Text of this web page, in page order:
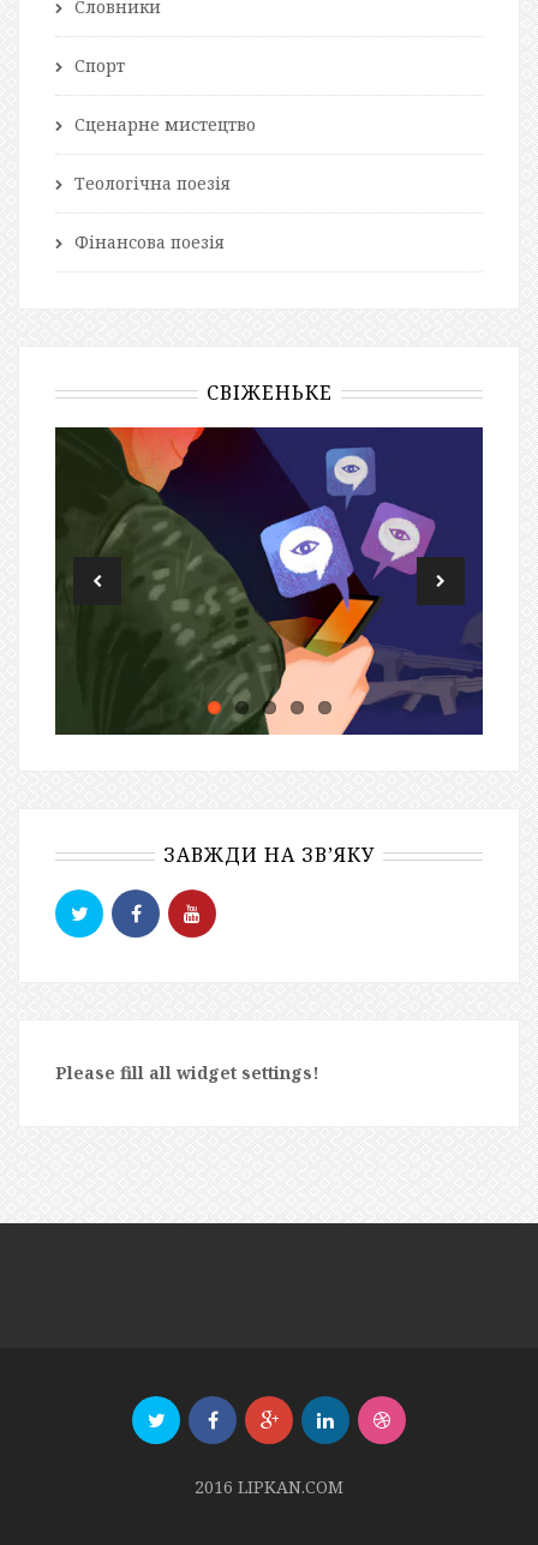
Словники
Спорт
Сценарне мистецтво
Теологічна поезія
Фінансова поезія
СВІЖЕНЬКЕ
ЗАВЖДИ НА ЗВ’ЯКУ
Please fill all widget settings!